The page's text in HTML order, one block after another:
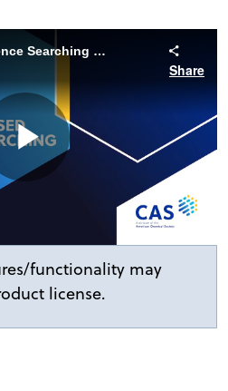
Biology-Focused Reference Searching with CAS SciFinder
Share
functionality may
license.